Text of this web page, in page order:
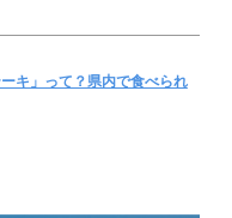
キ」って？県内で食べられ